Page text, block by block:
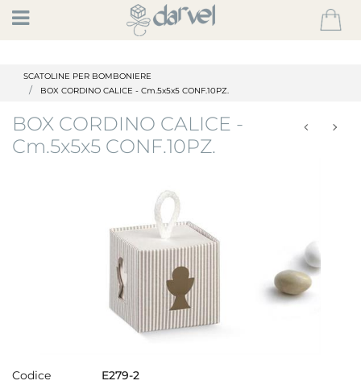
Open
SCATOLINE PER BOMBONIERE
BOX CORDINO CALICE - Cm.5x5x5 CONF.10PZ.
BOX CORDINO CALICE -
Cm.5x5x5 CONF.10PZ.
Codice
E279-2